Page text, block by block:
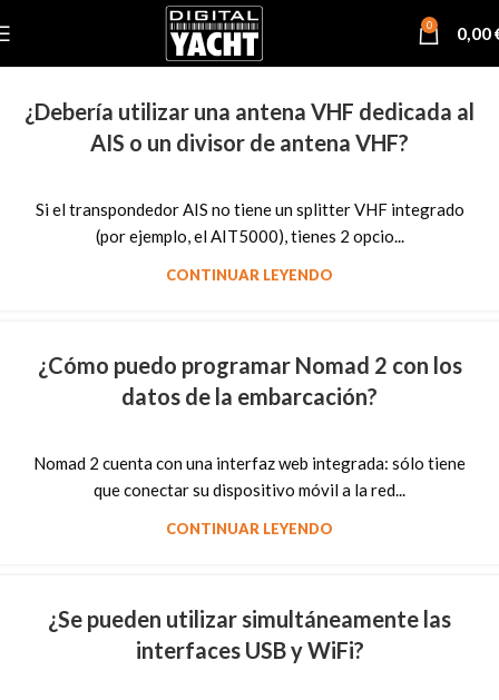
0 0,00
¿Debería utilizar una antena VHF dedicada al
AIS o un divisor de antena VHF?
Si el transpondedor AIS no tiene un splitter VHF integrado
(por ejemplo, el AIT5000), tienes 2 opcio...
CONTINUAR LEYENDO
¿Cómo puedo programar Nomad 2 con los
datos de la embarcación?
Nomad 2 cuenta con una interfaz web integrada: sólo tiene
que conectar su dispositivo móvil a la red...
CONTINUAR LEYENDO
¿Se pueden utilizar simultáneamente las
interfaces USB y WiFi?